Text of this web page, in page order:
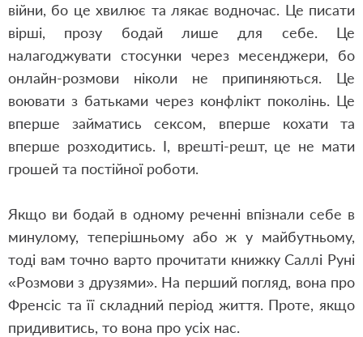
війни, бо це хвилює та лякає водночас. Це писати
вірші, прозу бодай лише для себе. Це
налагоджувати стосунки через месенджери, бо
онлайн-розмови ніколи не припиняються. Це
воювати з батьками через конфлікт поколінь. Це
вперше займатись сексом, вперше кохати та
вперше розходитись. І, врешті-решт, це не мати
грошей та постійної роботи.
Якщо ви бодай в одному реченні впізнали себе в
минулому, теперішньому або ж у майбутньому,
тоді вам точно варто прочитати книжку Саллі Руні
«Розмови з друзями». На перший погляд, вона про
Френсіс та її складний період життя. Проте, якщо
придивитись, то вона про усіх нас.